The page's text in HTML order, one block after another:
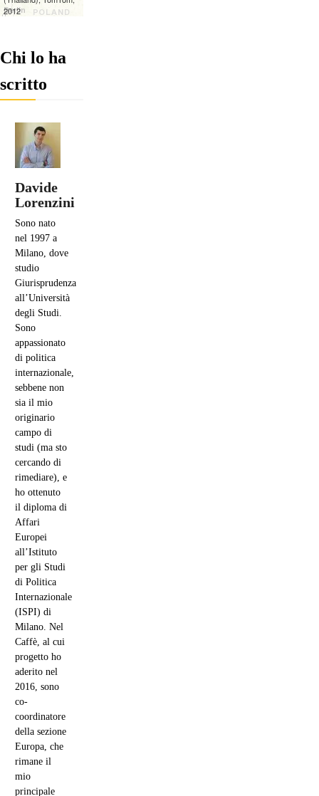
Chi lo ha
scritto
Davide
Lorenzini
Sono nato
nel 1997 a
Milano, dove
studio
Giurisprudenza
all’Università
degli Studi.
Sono
appassionato
di politica
internazionale,
sebbene non
sia il mio
originario
campo di
studi (ma sto
cercando di
rimediare), e
ho ottenuto
il diploma di
Affari
Europei
all’Istituto
per gli Studi
di Politica
Internazionale
(ISPI) di
Milano. Nel
Caffè, al cui
progetto ho
aderito nel
2016, sono
co-
coordinatore
della sezione
Europa, che
rimane il
mio
principale